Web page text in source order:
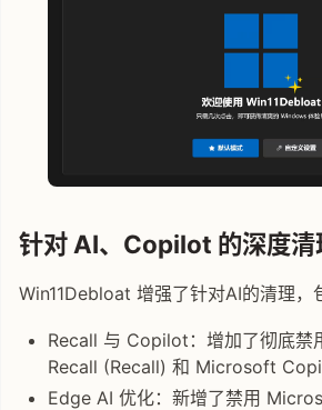
针对 AI、Copilot 的深度清
Win11Debloat 增强了针对AI的清理，
Recall 与 Copilot：增加了彻底禁
Recall (Recall) 和 Microsoft
Edge AI 优化：新增了禁用